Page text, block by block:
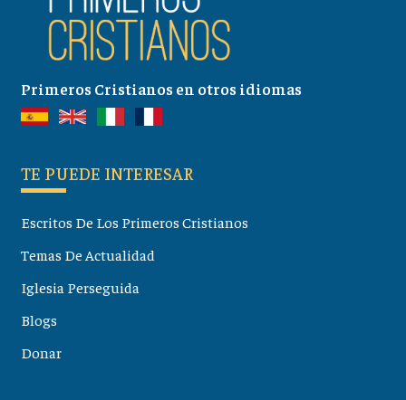
Primeros Cristianos en otros idiomas
TE PUEDE INTERESAR
Escritos De Los Primeros Cristianos
Temas De Actualidad
Iglesia Perseguida
Blogs
Donar